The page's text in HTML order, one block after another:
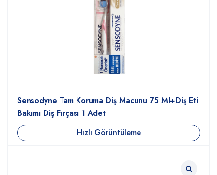
Sensodyne Tam Koruma Diş Macunu 75 Ml+Diş Eti
Bakımı Diş Fırçası 1 Adet
Hızlı Görüntüleme